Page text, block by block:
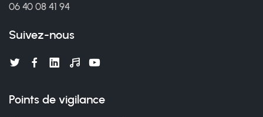
06 40 08 41 94
Suivez-nous
Points de vigilance